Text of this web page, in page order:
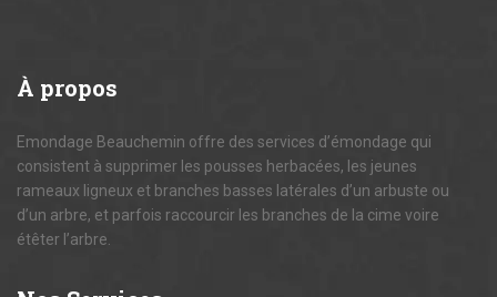
À propos
Emondage Beauchemin offre des services d’émondage qui
consistent à supprimer les pousses herbacées, les jeunes
rameaux ligneux et branches basses latérales d’un arbuste ou
d’un arbre, et parfois raccourcir les branches de la cime voire
étêter l’arbre.